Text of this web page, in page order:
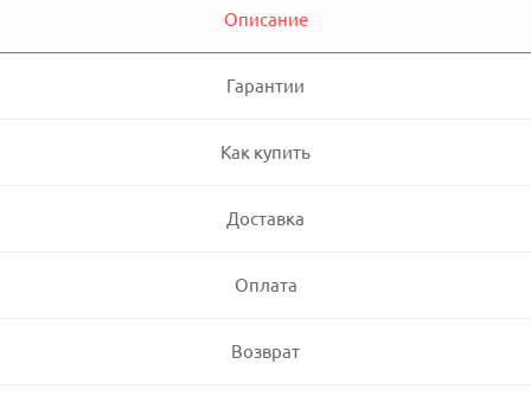
Описание
Гарантии
Как купить
Доставка
Оплата
Возврат